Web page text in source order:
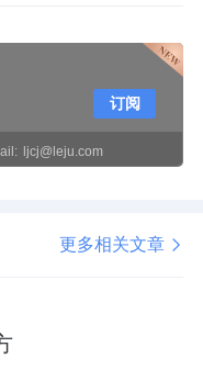
ljcj@leju.com
订阅
更多相关文章